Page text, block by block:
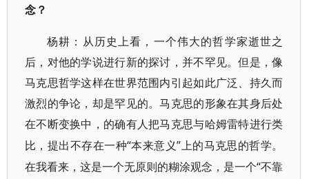
念？
杨耕：从历史上看，一个伟大的哲学家逝世之
后，对他的学说进行新的探讨，并不罕见。但是，像
马克思哲学这样在世界范围内引起如此广泛、持久而
激烈的争论，却是罕见的。马克思的形象在其身后处
在不断变换中，的确有人把马克思与哈姆雷特进行类
比，提出不存在一种“本来意义”上的马克思的哲学。
在我看来，这是一个无原则的糊涂观念，是一个“不靠